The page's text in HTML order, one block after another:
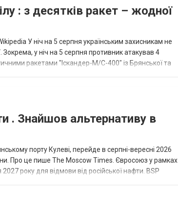
: з десятків ракет – жодної
У ніч на 5 серпня українським захисникам не
Зокрема, у ніч на 5 серпня противник атакував 4
ракетами "Іскандер-М/С-400" із Брянської та
. Знайшов альтернативу в
порту Кулеві, перейде в серпні-вересні 2026
Про це пише The Moscow Times. Євросоюз у рамках
року для відмови від російської нафти. BSP